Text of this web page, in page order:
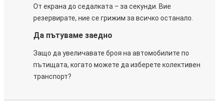
От екрана до седалката – за секунди. Вие
резервирате, ние се грижим за всичко останало.
Да пътуваме заедно
Защо да увеличавате броя на автомобилите по
пътищата, когато можете да изберете колективен
транспорт?